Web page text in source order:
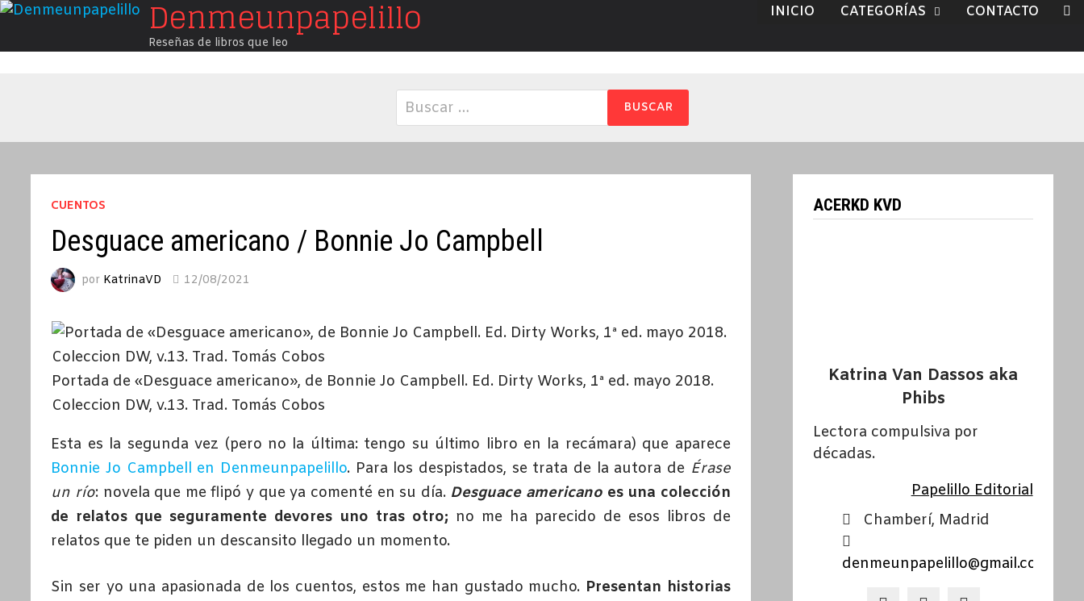
Saltar
contenido
Denmeunpapelillo
Reseñas de libros que leo
INICIO CATEGORÍAS CONTACTO
Buscar:
CUENTOS
Desguace americano / Bonnie Jo Campbell
por KatrinaVD 12/08/2021
Portada de «Desguace americano», de Bonnie Jo Campbell. Ed. Dirty Works, 1ª ed. mayo 2018.
Coleccion DW, v.13. Trad. Tomás Cobos
Esta es la segunda vez (pero no la última: tengo su último libro en la recámara) que aparece
Bonnie Jo Campbell en Denmeunpapelillo. Para los despistados, se trata de la autora de Érase
un río: novela que me flipó y que ya comenté en su día. Desguace americanoes una colección
de relatos que seguramente devores uno tras otro; no me ha parecido de esos libros de
relatos que te piden un descansito llegado un momento.
Sin ser yo una apasionada de los cuentos, estos me han gustado mucho. Presentan historias
ACERKD KVD
Katrina Van Dassos aka
Phibs
Lectora compulsiva por
décadas.
Papelillo Editorial
Chamberí, Madrid
denmeunpapelillo@gmail.com